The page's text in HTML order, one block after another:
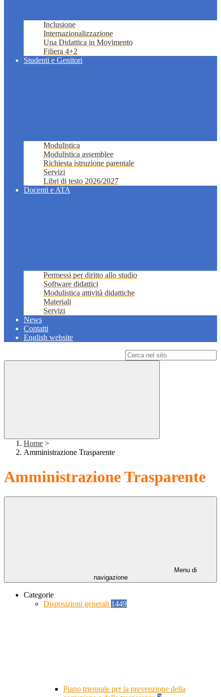
Inclusione
Internazionalizzazione
Una Didattica in Movimento
Filiera 4+2
Studenti e Genitori
Modulistica
Modulistica assemblee
Richiesta istruzione parentale
Servizi
Libri di testo 2026/2027
Docenti e ATA
Permessi per diritto allo studio
Software didattici
Modulistica attività didattiche
Materiali
Servizi
News
Contatti
English website
Home >
Amministrazione Trasparente
Amministrazione Trasparente
Menu di
navigazione
Categorie
Disposizioni generali 1449
Piano triennale per la prevenzione della